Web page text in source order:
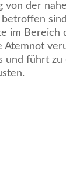
von der
im Bereich
Atemnot
und führt